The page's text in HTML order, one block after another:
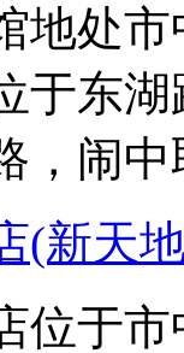
地处
于东
闹中
(新天
位于